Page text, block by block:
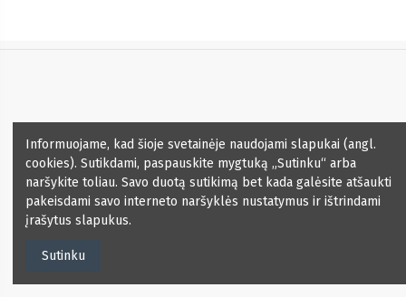
Kontaktai
Naujienlaiškis
Informuojame, kad šioje svetainėje naudojami slapukai (angl.
cookies). Sutikdami, paspauskite mygtuką „Sutinku“ arba
naršykite toliau. Savo duotą sutikimą bet kada galėsite atšaukti
pakeisdami savo interneto naršyklės nustatymus ir ištrindami
įrašytus slapukus.
Sutinku